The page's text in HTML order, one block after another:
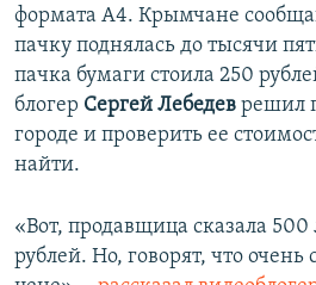
формата А4. Крымчане
пачку поднялась до тысячи
пачка бумаги стоила 250
блогер Сергей Лебедев решил
городе и проверить ее
найти.
«Вот, продавщица сказала 500
рублей. Но, говорят, что очень